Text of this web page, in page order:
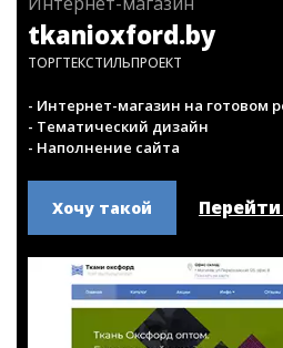
Интернет-магазин
tkanioxford.by
ТОРГТЕКСТИЛЬПРОЕКТ
- Интернет-магазин на готовом
- Тематический дизайн
- Наполнение сайта
Хочу такой